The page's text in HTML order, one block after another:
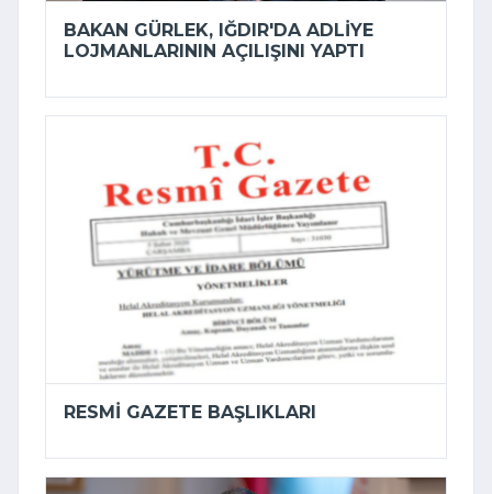
BAKAN GÜRLEK, IĞDIR'DA ADLIYE
LOJMANLARININ AÇILIŞINI YAPTI
RESMI GAZETE BAŞLIKLARI